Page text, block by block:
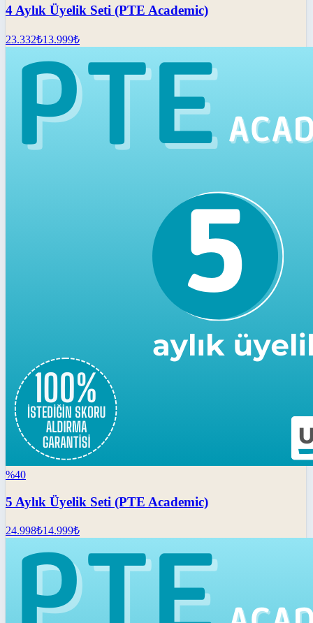
4 Aylık Üyelik Seti (PTE Academic)
23.332₺13.999₺
%40
5 Aylık Üyelik Seti (PTE Academic)
24.998₺14.999₺